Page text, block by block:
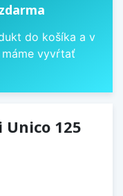
do košíka a v
vyvŕtať
Unico 125